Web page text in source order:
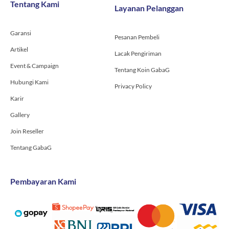
o
f
r
Tentang Kami
Garansi
Artikel
Event & Campaign
Hubungi Kami
Karir
Gallery
Join Reseller
Tentang GabaG
Layanan Pelanggan
Pesanan Pembeli
Lacak Pengiriman
Tentang Koin GabaG
Privacy Policy
Pembayaran Kami